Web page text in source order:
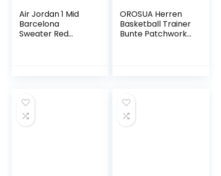
Air Jordan 1 Mid
Barcelona
Sweater Red
OROSUA Herren
Basketball Trainer
Bunte Patchwork